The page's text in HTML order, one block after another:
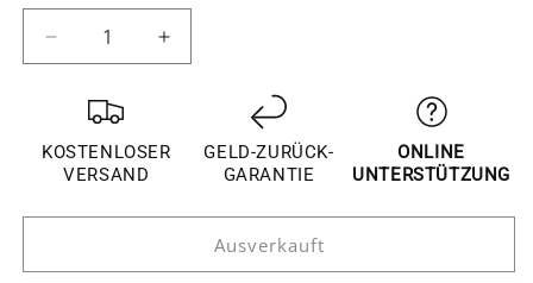
Verringere
die
Menge
Toyota
C-
Chrom
Nebelscheinwerfer
Erhöhe
die
Toyota
Chrom
Carbon
Nebelscheinwerfer
KOSTENLOSER
VERSAND
GELD-ZURÜCK-
GARANTIE
ONLINE
UNTERSTÜTZUNG
Ausverkauft